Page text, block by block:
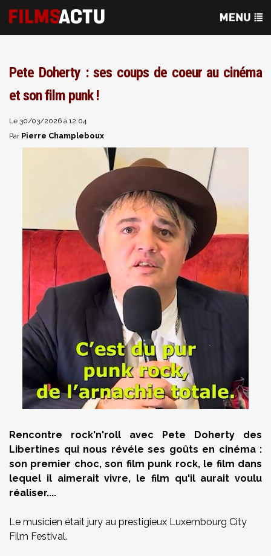
Pete Doherty : ses coups de coeur au cinéma
et son film punk !
Le 30/03/2026 à 12:04
Par Pierre Champleboux
Rencontre rock'n'roll avec Pete Doherty des
Libertines qui nous révéle ses goûts en cinéma :
son premier choc, son film punk rock, le film dans
lequel il aimerait vivre, le film qu'il aurait voulu
réaliser....
Le musicien était jury au prestigieux Luxembourg City
Film Festival.